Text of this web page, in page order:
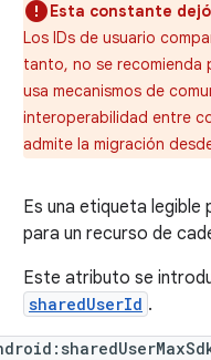
Esta constante
Los IDs de usuario
tanto, no se recomienda
usa mecanismos de
interoperabilidad entre
admite la migración
Es una etiqueta
para un recurso de
Este atributo se
sharedUserId .